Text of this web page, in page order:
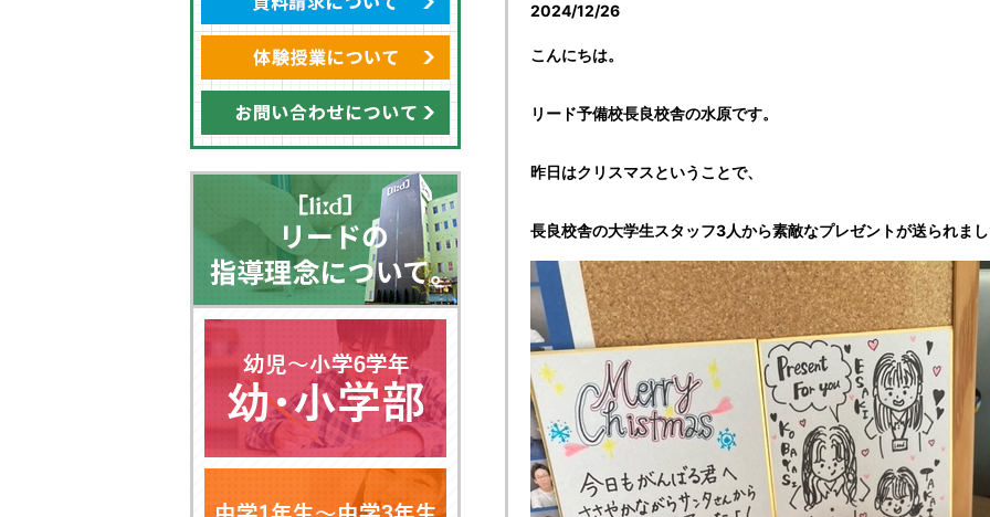
2024/12/26
こんにちは。
リード予備校長良校舎の水原です。
昨日はクリスマスということで、
長良校舎の大学生スタッフ3人から素敵なプレゼントが送られま